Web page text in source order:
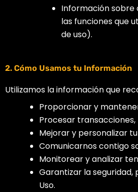
Información sobre
las funciones que
de uso).
2. Cómo Usamos tu Información
Utilizamos la información que
Proporcionar y
Procesar
Mejorar y personalizar
Comunicarnos contigo
Monitorear y analizar
Garantizar la
Uso.